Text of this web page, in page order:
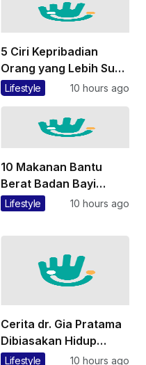
5 Ciri Kepribadian
Orang yang Lebih Suka
Mandi di Malam Hari
Lifestyle 10 hours ago
10 Makanan Bantu
Berat Badan Bayi
Bertambah saat MPASI
Lifestyle 10 hours ago
Cerita dr. Gia Pratama
Dibiasakan Hidup
Sederhana dari Kecil,
Lifestyle 10 hours ago